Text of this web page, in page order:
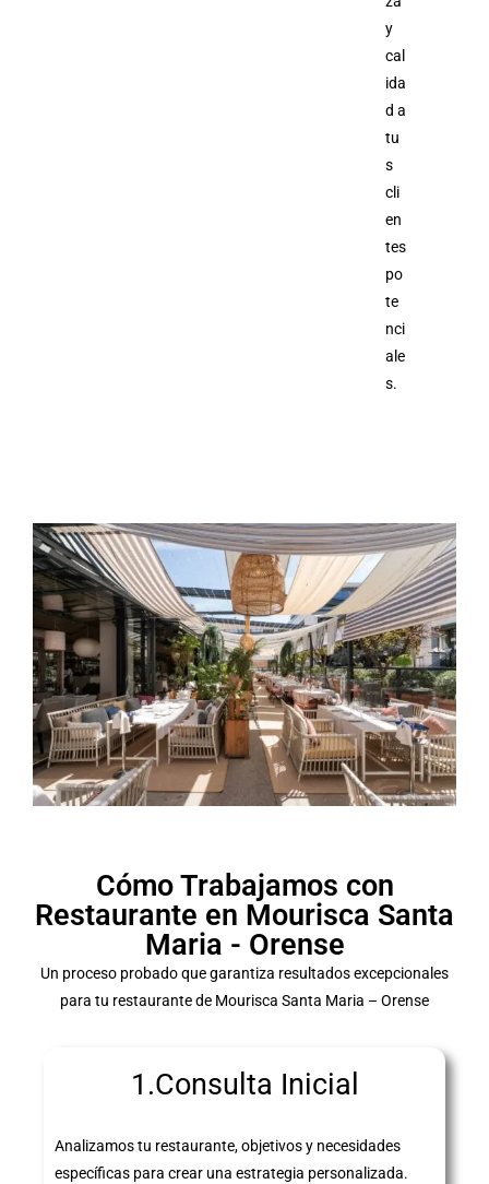
y
cal
ida
d a
tu
s
cli
en
tes
po
te
nci
ale
s.
Cómo Trabajamos con
Restaurante en Mourisca Santa
Maria - Orense
Un proceso probado que garantiza resultados excepcionales
para tu restaurante de Mourisca Santa Maria – Orense
1.Consulta Inicial
Analizamos tu restaurante, objetivos y necesidades
específicas para crear una estrategia personalizada.